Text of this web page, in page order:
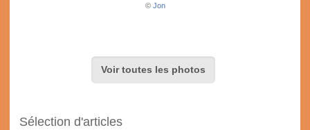
© Jon
Voir toutes les photos
Sélection d'articles